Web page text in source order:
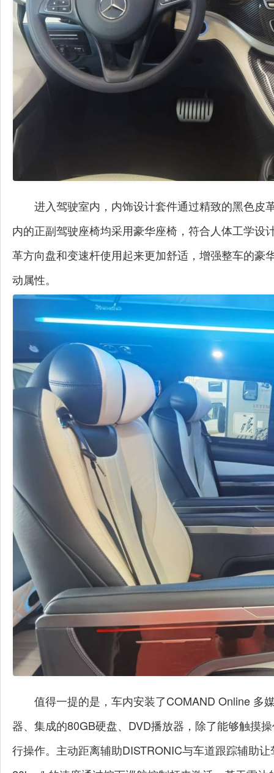
进入驾驶室内，内饰设计套件通过精致的黑色皮
内的正副驾驶座椅均采用豪华座椅，符合人体工学
革方向盘和变速杆使用起来更加舒适，增强整车的
动属性。
值得一提的是，车内安装了COMAND Online 多
器、集成的80GB硬盘、DVD播放器，除了能够触摸
行操作。主动距离辅助DISTRONIC与车道跟踪辅助